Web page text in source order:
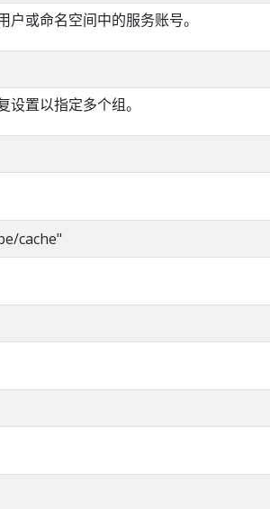
或命名空间中的服务账号。
置以指定多个组。
cache"